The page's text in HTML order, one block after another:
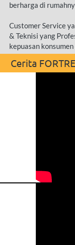
berharga di
Customer Service
& Teknisi yang
kepuasan
Cerita